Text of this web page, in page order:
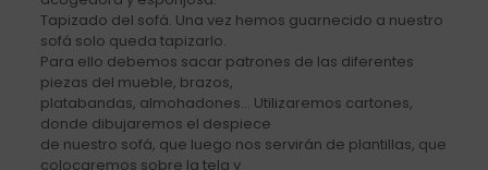
Tapizado del sofá. Una vez hemos guarnecido a nuestro
sofá solo queda tapizarlo.
Para ello debemos sacar patrones de las diferentes
piezas del mueble, brazos,
platabandas, almohadones… Utilizaremos cartones,
donde dibujaremos el despiece
de nuestro sofá, que luego nos servirán de plantillas, que
colocaremos sobre la tela y